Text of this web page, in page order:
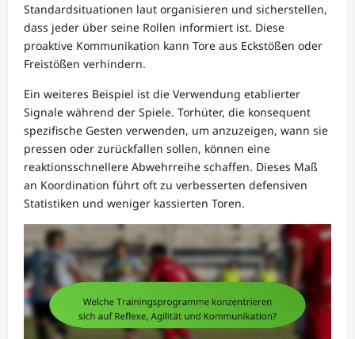
Standardsituationen laut organisieren und sicherstellen,
dass jeder über seine Rollen informiert ist. Diese
proaktive Kommunikation kann Tore aus Eckstößen oder
Freistößen verhindern.
Ein weiteres Beispiel ist die Verwendung etablierter
Signale während der Spiele. Torhüter, die konsequent
spezifische Gesten verwenden, um anzuzeigen, wann sie
pressen oder zurückfallen sollen, können eine
reaktionsschnellere Abwehrreihe schaffen. Dieses Maß
an Koordination führt oft zu verbesserten defensiven
Statistiken und weniger kassierten Toren.